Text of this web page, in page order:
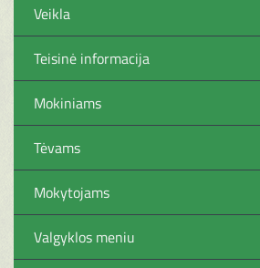
Veikla
Teisinė informacija
Mokiniams
Tėvams
Mokytojams
Valgyklos meniu